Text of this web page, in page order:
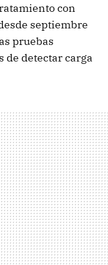
con
septiembre
pruebas
de detectar carga